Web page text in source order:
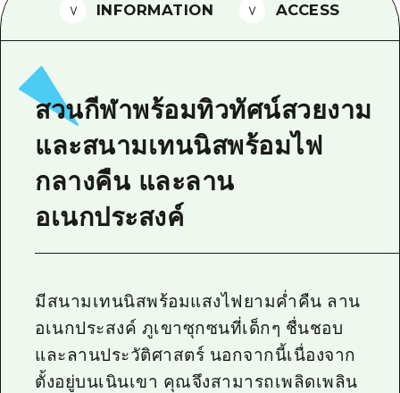
ธรรมชาติ
ไกด์อาสาสมัครไ
วิดีโอฮิโรชิม่า
ดาวน์โหลดรูปภาพ
INFORMATION ACCESS
สวนกีฬาพร้อมทิวทัศน์สวยงาม
และสนามเทนนิสพร้อมไฟ
กลางคืน และลาน
อเนกประสงค์
มีสนามเทนนิสพร้อมแสงไฟยามค่ำคืน ลาน
อเนกประสงค์ ภูเขาซุกซนที่เด็กๆ ชื่นชอบ
และลานประวัติศาสตร์ นอกจากนี้เนื่องจาก
ตั้งอยู่บนเนินเขา คุณจึงสามารถเพลิดเพลิน